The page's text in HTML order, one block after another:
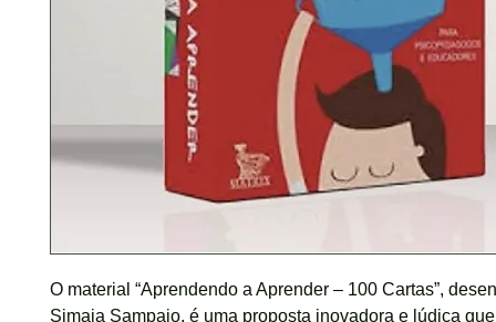
O material “Aprendendo a Aprender – 100 Cartas”,
Simaia Sampaio, é uma proposta inovadora e lúdica